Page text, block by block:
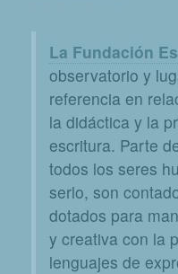
La Fundación
observatorio y
referencia en
la didáctica y la
escritura. Parte
todos los seres
serlo, son
dotados para
y creativa con la
lenguajes de